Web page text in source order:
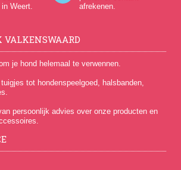
in Weert.
afrekenen.
VALKENSWAARD
je hond helemaal te verwennen.
tot hondenspeelgoed, halsbanden,
persoonlijk advies over onze producten en